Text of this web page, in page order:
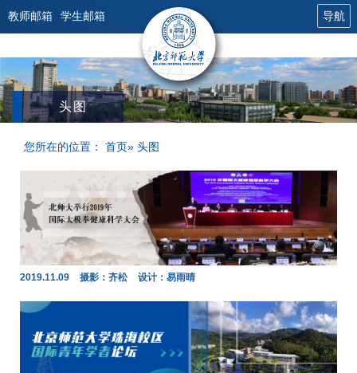
教师邮箱 学生邮箱 导航
头图
您所在的位置： 首页» 头图
2019.11.09 摄影：齐松 设计：易雨晴